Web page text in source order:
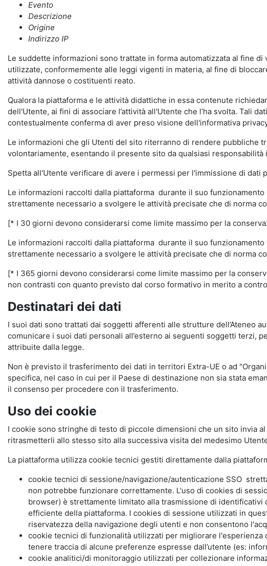
Evento
Descrizione
Origine
Indirizzo IP
Le suddette informazioni sono trattate in forma automatizzata al fine
utilizzate, conformemente alle leggi vigenti in materia, al fine di
attività dannose o costituenti reato.
Qualora la piattaforma e le attività didattiche in essa contenute
dell'Utente, ai fini di associare l’attività all'Utente che l’ha svolta. Tali
contestualmente conferma di aver preso visione dell'informativa
Le informazioni che gli Utenti del sito riterranno di rendere pubbliche
volontariamente, esentando il presente sito da qualsiasi
Spetta all'Utente verificare di avere i permessi per l'immissione di
Le informazioni raccolti dalla piattaforma durante il suo
strettamente necessario a svolgere le attività precisate che di norma
[* I 30 giorni devono considerarsi come limite massimo per la
Le informazioni raccolti dalla piattaforma durante il suo
strettamente necessario a svolgere le attività precisate che di norma
[* I 365 giorni devono considerarsi come limite massimo per la
non contrasti con quanto previsto dal corso formativo in merito a
Destinatari dei dati
I suoi dati sono trattati dai soggetti afferenti alle strutture dell’Ateneo
comunicare i suoi dati personali all’esterno ai seguenti soggetti terzi,
attribuite dalla legge.
Non è previsto il trasferimento dei dati in territori Extra-UE o ad
specifica, nel caso in cui per il Paese di destinazione non sia stata
il consenso per procedere con il trasferimento.
Uso dei cookie
I cookie sono stringhe di testo di piccole dimensioni che un sito invia
ritrasmetterli allo stesso sito alla successiva visita del medesimo
La piattaforma utilizza cookie tecnici gestiti direttamente dalla
cookie tecnici di sessione/navigazione/autenticazione SSO
non potrebbe funzionare correttamente. L'uso di cookies di
browser) è strettamente limitato alla trasmissione di
efficiente della piattaforma. I cookies di sessione utilizzati in
riservatezza della navigazione degli utenti e non consentono
cookie tecnici di funzionalità utilizzati per migliorare
tenere traccia di alcune preferenze espresse dall’utente (es:
cookie analitici/di monitoraggio utilizzati per collezionare